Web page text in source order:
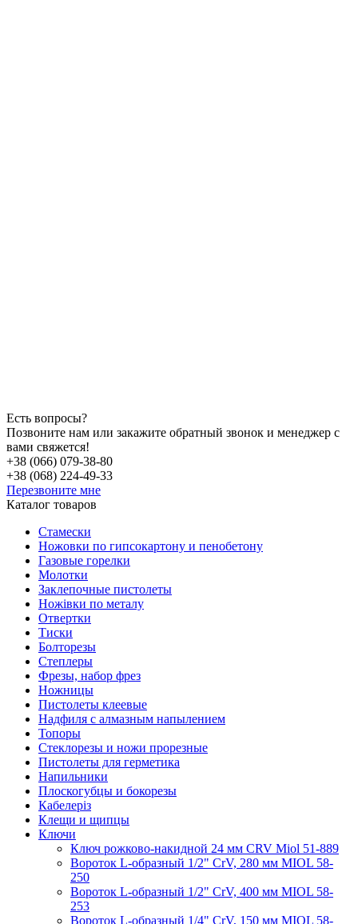
Есть вопросы?
Позвоните нам или закажите обратный звонок и менеджер с
вами свяжется!
+38 (066) 079-38-80
+38 (068) 224-49-33
Перезвоните мне
Каталог товаров
Стамески
Ножовки по гипсокартону и пенобетону
Газовые горелки
Молотки
Заклепочные пистолеты
Ножівки по металу
Отвертки
Тиски
Болторезы
Степлеры
Фрезы, набор фрез
Ножницы
Пистолеты клеевые
Надфиля с алмазным напылением
Топоры
Стеклорезы и ножи прорезные
Пистолеты для герметика
Напильники
Плоскогубцы и бокорезы
Кабелеріз
Клещи и щипцы
Ключи
Ключ рожково-накидной 24 мм CRV Miol 51-889
Вороток L-образный 1/2" CrV, 280 мм MIOL 58-
250
Вороток L-образный 1/2" CrV, 400 мм MIOL 58-
253
Вороток L-образный 1/4" CrV, 150 мм MIOL 58-